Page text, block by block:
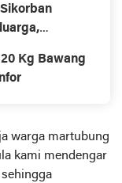
Kg Bawang
warga martubung
kami mendengar